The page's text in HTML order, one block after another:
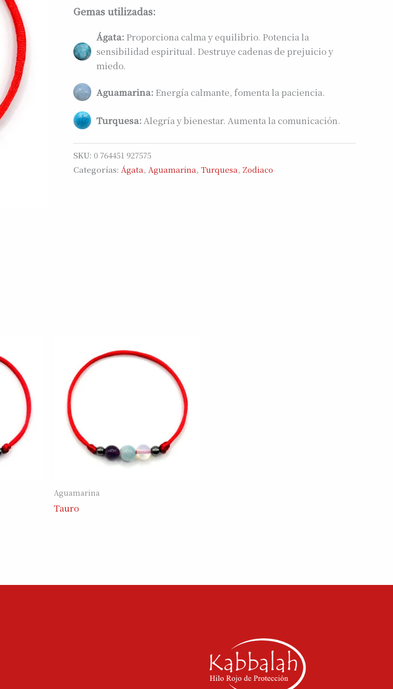
Gemas utilizadas:
Ágata: Proporciona calma y equilibrio. Potencia la
sensibilidad espiritual. Destruye cadenas de prejuicio y
miedo.
Aguamarina: Energía calmante, fomenta la paciencia.
Turquesa: Alegría y bienestar. Aumenta la comunicación.
SKU: 0 764451 927575
Categorías: Ágata, Aguamarina, Turquesa, Zodiaco
Aguamarina
Tauro